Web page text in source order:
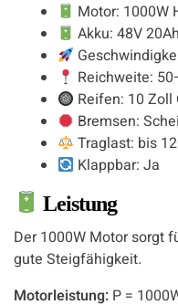
Motor: 1000W
Akku: 48V
Reichweite:
Reifen: 10
Bremsen:
Traglast: bis
Klappbar: Ja
Leistung
Der 1000W Motor sorgt
gute Steigfähigkeit.
Motorleistung: P =